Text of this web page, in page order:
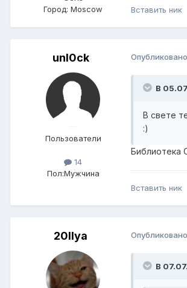
Город: Moscow Вставить ник
unl0ck
Пользователи
14
Пол:Мужчина
Опубликовано
В
В свете
:)
Библиотека
Вставить ник
20Ilya Опубликовано
В